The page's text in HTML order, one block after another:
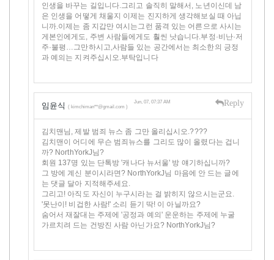
인생을 바꾸는 길입니다.그리고 솔직히 말해서, 노년이신데 남
은 인생을 어떻게 채울지 이제는 진지하게 생각해보실 때 아닙
니까.이제는 좀 지갑만 여시는그런 품격 있는 어른으로 사시는
게본인에게도, 주변 사람들에게도 훨씬 낫습니다.부정·비난·저
주·불평…그만하시고,사람들 있는 공간에서는 최소한의 긍정
과 예의는 지켜주십시오.부탁입니다
임윤식 ( kimchiman**@gmail.com )
Jun, 07, 07:37 AM Reply
김치맨님, 제발 범죄 뉴스 좀 그만 올리십시오.????
김치맨이 어디에 무슨 범죄뉴스를 그리도 많이 올렸다는 겁니
까? NorthYorkJ님?
회원 137명 있는 단톡방 '캐나다 뉴서울' 방 얘기하십니까?
그 방에 계신 분이시라면? NorthYorkJ님 마음에 안 드는 글에
는 댓글 달아 지적해주세요.
그리고! 아직도 자신이 누구시라는 걸 밝히지 않으시는군요.
'못난이! 비겁한 사람!' 소리 듣기 딱! 이 아닐까요?
숨어서 재잘대는 주제에 '공정과 예의' 운운하는 주제에 누굴
가르치려 드는 건방진 사람 아닌가요? NorthYorkJ님?